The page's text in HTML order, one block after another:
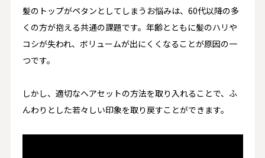
髪のトップがペタンとしてしまうお悩みは、60代以降の多
くの方が抱える共通の課題です。​年齢とともに髪のハリや
コシが失われ、ボリュームが出にくくなることが原因の一
つです。​
しかし、適切なヘアセットの方法を取り入れることで、ふ
んわりとした若々しい印象を取り戻すことができます。​